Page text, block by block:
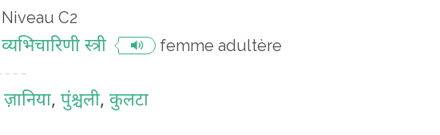
Niveau C2
व्यभिचारिणी स्त्री femme adultère
ज़ानिया, पुंश्चली, कुलटा